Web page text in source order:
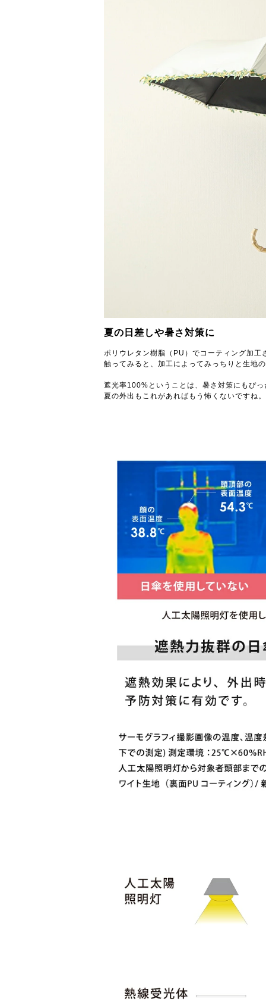
夏の日差しや暑さ対策に
ポリウレタン樹脂（PU）でコーティング加
触ってみると、加工によってみっちりと生地
遮光率100%ということは、暑さ対策にもぴ
夏の外出もこれがあればもう怖くないですね。